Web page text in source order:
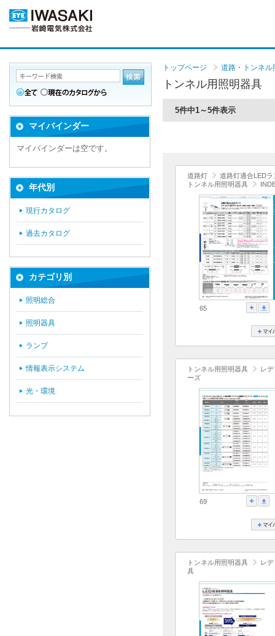
トップページ 道路・トンネ
トンネル用照明器具
5件中1～5件表示
道路灯
道路灯適合LEDラ
トンネル用照明器具
65
トンネル用照明器具
レ
ーズ
69
トンネル用照明器具
レ
具
マイバインダー
マイバインダーは空です。
年代別
現行カタログ
過去カタログ
カテゴリ別
照明総合
照明器具
ランプ
情報表示システム
光・環境